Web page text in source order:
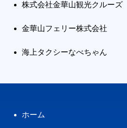
株式会社金華山観光クルーズ
金華山フェリー株式会社
海上タクシーなべちゃん
ホーム